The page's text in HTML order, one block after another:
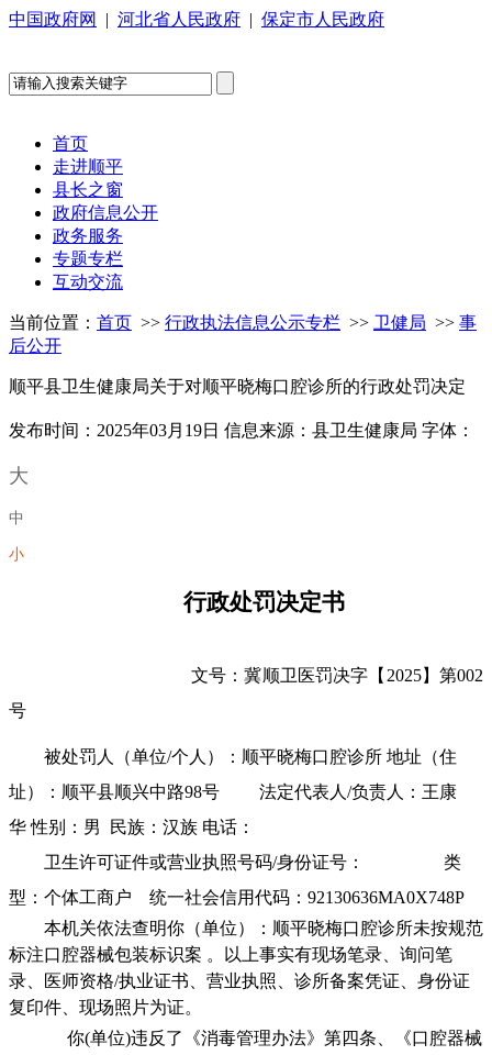
中国政府网 | 河北省人民政府 | 保定市人民政府
首页
走进顺平
县长之窗
政府信息公开
政务服务
专题专栏
互动交流
当前位置： 首页 >> 行政执法信息公示专栏 >> 卫健局 >> 事
后公开
顺平县卫生健康局关于对顺平晓梅口腔诊所的行政处罚决定
发布时间：2025年03月19日 信息来源：县卫生健康局 字体：
大
中
小
行政处罚决定书
文号：冀顺卫医罚决字 【 2025】 第002
号
被处罚人（单位/个人）： 顺平晓梅口腔诊所 地址（住
址）： 顺平县顺兴中路98号 法定代表人/负责人： 王康
华 性别： 男 民族： 汉族 电话：
卫生许可证件或营业执照号码/身份证号：
类
型：个体工商户 统一社会信用代码：92130636MA0X748P
本机关依法查明你（单位）： 顺平晓梅口腔诊所未按规范
标注口腔器械包装标识案 。 以上事实有现场笔录、询问笔
录、医师资格/执业证书 、营业执照、诊所备案凭证、身份证
复印件、现场照片为证。
你(单位)违反了《消毒管理办法》第四条、《口腔器械